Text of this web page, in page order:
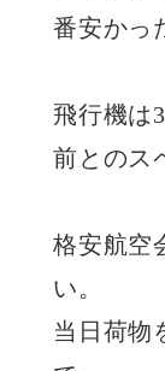
番安かっ
飛行機は
前とのス
格安航空
い。
当日荷物